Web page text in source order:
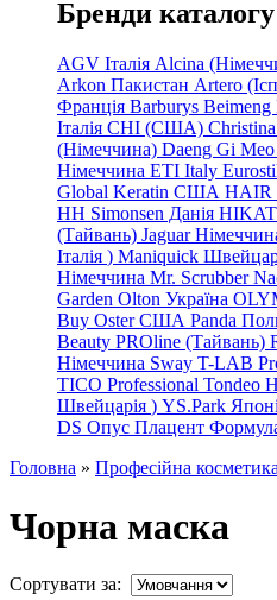
Бренди каталогу
AGV Італія Alcina
Arkon Пакистан Artero
Франція Barburys Beimeng
Італія CHI (США) Christina
(Німеччина) Daeng Gi Meo
Німеччина ETI Italy
Global Keratin США HAIR
HH Simonsen Данія
(Тайвань) Jaguar
Італія ) Maniquick
Німеччина Mr. Scrubber
Garden Olton Україна
Buy Oster США Panda
Beauty PROline (Тайвань)
Німеччина Sway T-LAB
TICO Professional Tondeo
Швейцарія ) YS.Park
DS Опус Плацент
Головна » Професійна
Чорна маска
Сортувати за: